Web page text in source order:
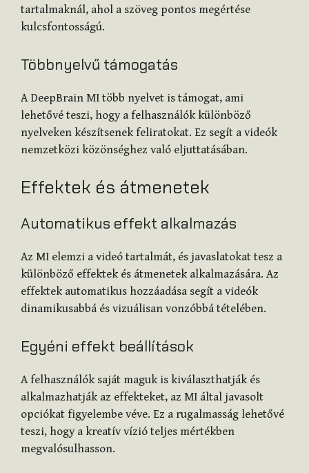
tartalmaknál, ahol a szöveg pontos megértése
kulcsfontosságú.
Többnyelvű támogatás
A DeepBrain MI több nyelvet is támogat, ami
lehetővé teszi, hogy a felhasználók különböző
nyelveken készítsenek feliratokat. Ez segít a videók
nemzetközi közönséghez való eljuttatásában.
Effektek és átmenetek
Automatikus effekt alkalmazás
Az MI elemzi a videó tartalmát, és javaslatokat tesz a
különböző effektek és átmenetek alkalmazására. Az
effektek automatikus hozzáadása segít a videók
dinamikusabbá és vizuálisan vonzóbbá tételében.
Egyéni effekt beállítások
A felhasználók saját maguk is kiválaszthatják és
alkalmazhatják az effekteket, az MI által javasolt
opciókat figyelembe véve. Ez a rugalmasság lehetővé
teszi, hogy a kreatív vízió teljes mértékben
megvalósulhasson.